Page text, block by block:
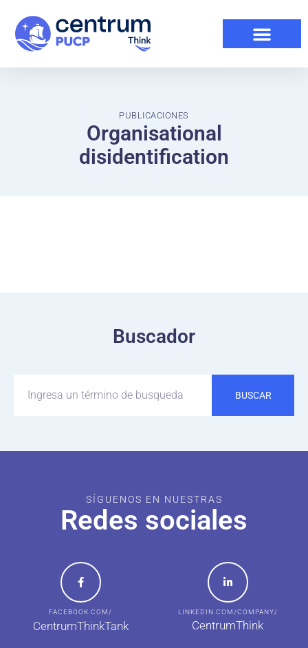
PUBLICACIONES
Organisational
disidentification
Buscador
BUSCAR
SÍGUENOS EN NUESTRAS
Redes sociales
FACEBOOK.COM/
CentrumThinkTank
LINKEDIN.COM/COMPANY/
CentrumThink